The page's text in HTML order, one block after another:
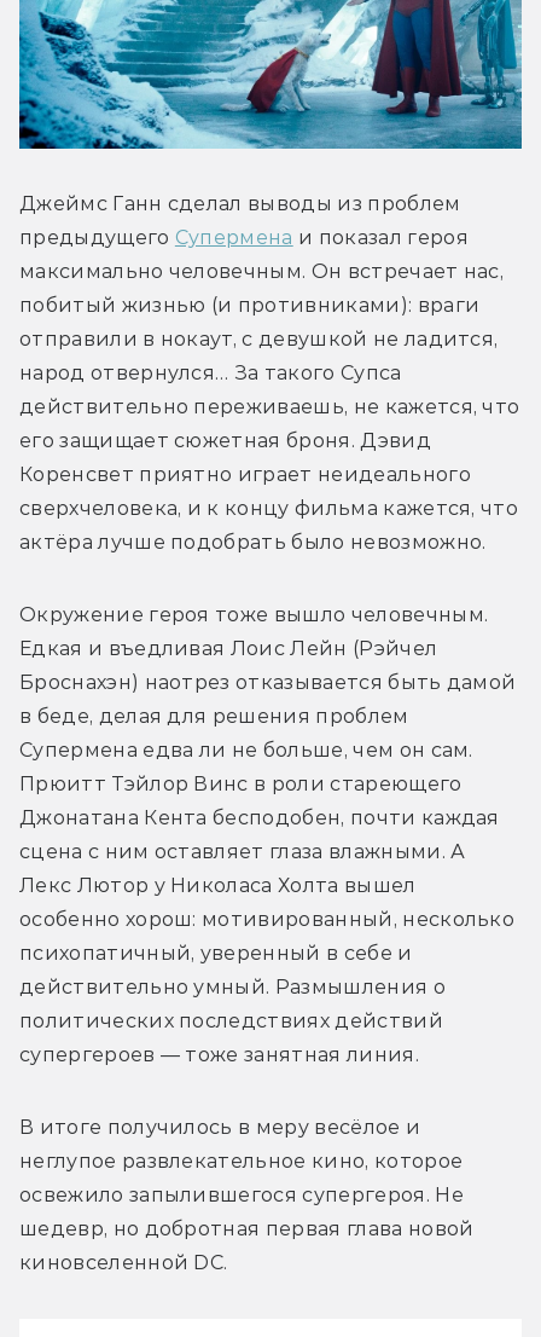
Джеймс Ганн сделал выводы из проблем
предыдущего Супермена и показал героя
максимально человечным. Он встречает нас,
побитый жизнью (и противниками): враги
отправили в нокаут, с девушкой не ладится,
народ отвернулся… За такого Супса
действительно переживаешь, не кажется, что
его защищает сюжетная броня. Дэвид
Коренсвет приятно играет неидеального
сверхчеловека, и к концу фильма кажется, что
актёра лучше подобрать было невозможно.
Окружение героя тоже вышло человечным.
Едкая и въедливая Лоис Лейн (Рэйчел
Броснахэн) наотрез отказывается быть дамой
в беде, делая для решения проблем
Супермена едва ли не больше, чем он сам.
Прюитт Тэйлор Винс в роли стареющего
Джонатана Кента бесподобен, почти каждая
сцена с ним оставляет глаза влажными. А
Лекс Лютор у Николаса Холта вышел
особенно хорош: мотивированный, несколько
психопатичный, уверенный в себе и
действительно умный. Размышления о
политических последствиях действий
супергероев — тоже занятная линия.
В итоге получилось в меру весёлое и
неглупое развлекательное кино, которое
освежило запылившегося супергероя. Не
шедевр, но добротная первая глава новой
киновселенной DC.